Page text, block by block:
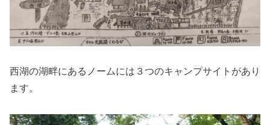
西湖の湖畔にあるノームには３つのキャンプサイトがあり
ます。